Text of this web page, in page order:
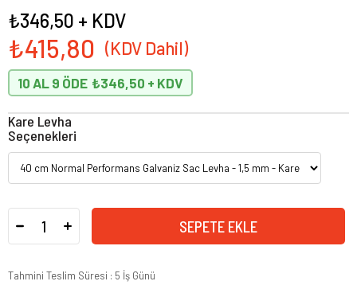
₺415,80
₺346,50 + KDV
10 AL 9 ÖDE ₺346,50
Kare Levha
Seçenekleri
Tahmini Teslim Süresi : 5 İş Günü